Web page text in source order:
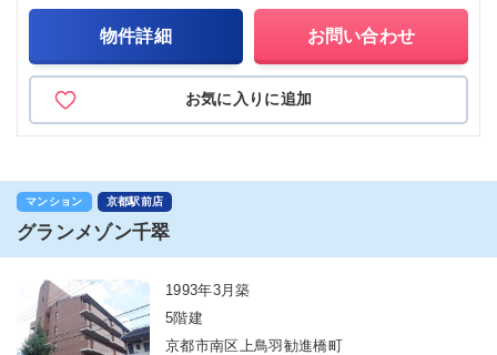
物件詳細 お問い合わせ
お気に入りに追加
マンション 京都駅前店
グランメゾン千翠
1993年3月築
5階建
京都市南区上鳥羽勧進橋町